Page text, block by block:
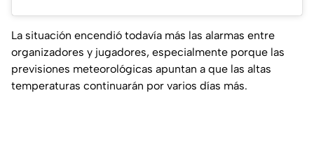
La situación encendió todavía más las alarmas entre
organizadores y jugadores, especialmente porque las
previsiones meteorológicas apuntan a que las altas
temperaturas continuarán por varios días más.